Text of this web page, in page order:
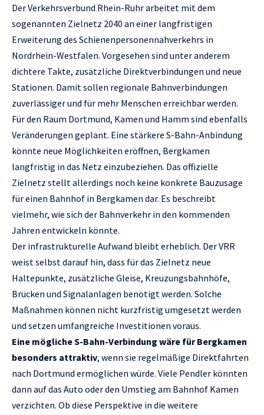
Der Verkehrsverbund Rhein-Ruhr arbeitet mit dem
sogenannten Zielnetz 2040 an einer langfristigen
Erweiterung des Schienenpersonennahverkehrs in
Nordrhein-Westfalen. Vorgesehen sind unter anderem
dichtere Takte, zusätzliche Direktverbindungen und neue
Stationen. Damit sollen regionale Bahnverbindungen
zuverlässiger und für mehr Menschen erreichbar werden.
Für den Raum Dortmund, Kamen und Hamm sind ebenfalls
Veränderungen geplant. Eine stärkere S-Bahn-Anbindung
könnte neue Möglichkeiten eröffnen, Bergkamen
langfristig in das Netz einzubeziehen. Das offizielle
Zielnetz stellt allerdings noch keine konkrete Bauzusage
für einen Bahnhof in Bergkamen dar. Es beschreibt
vielmehr, wie sich der Bahnverkehr in den kommenden
Jahren entwickeln könnte.
Der infrastrukturelle Aufwand bleibt erheblich. Der VRR
weist selbst darauf hin, dass für das Zielnetz neue
Haltepunkte, zusätzliche Gleise, Kreuzungsbahnhöfe,
Brücken und Signalanlagen benötigt werden. Solche
Maßnahmen können nicht kurzfristig umgesetzt werden
und setzen umfangreiche Investitionen voraus.
Eine mögliche S-Bahn-Verbindung wäre für Bergkamen
besonders attraktiv, wenn sie regelmäßige Direktfahrten
nach Dortmund ermöglichen würde. Viele Pendler könnten
dann auf das Auto oder den Umstieg am Bahnhof Kamen
verzichten. Ob diese Perspektive in die weitere